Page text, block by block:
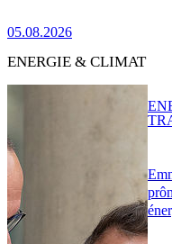
05.08.2026
ENERGIE & CLIMAT